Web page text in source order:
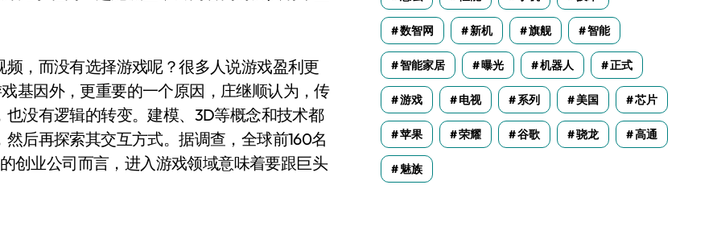
，而没有选择游戏呢？很多人说游戏盈利更
基因外，更重要的一个原因，庄继顺认为，传
没有逻辑的转变。建模、3D等概念和技术都
后再探索其交互方式。据调查，全球前160名
创业公司而言，进入游戏领域意味着要跟巨头
数智网 新机 旗舰 智能
智能家居 曝光 机器人 正式
游戏 电视 系列 美国 芯片
苹果 荣耀 谷歌 骁龙 高通
魅族